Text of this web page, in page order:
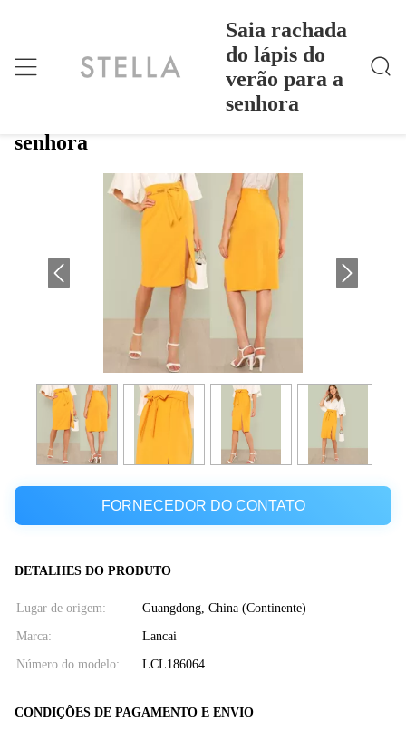
Saia rachada
do lápis do
verão para a
senhora
Casa> Products> Saia Rachada Do Lápis Do Verão Para A Senhora
Saia rachada do lápis do verão para a
senhora
FORNECEDOR DO CONTATO
DETALHES DO PRODUTO
Lugar de origem: Guangdong, China (Continente)
Marca: Lancai
Número do modelo: LCL186064
CONDIÇÕES DE PAGAMENTO E ENVIO